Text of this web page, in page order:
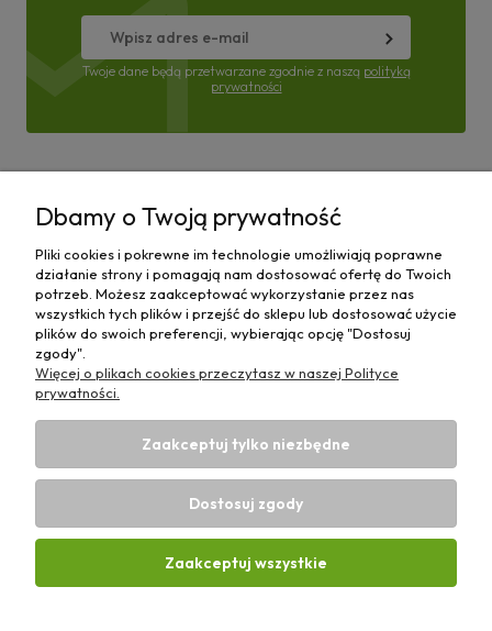
Twoje dane będą przetwarzane zgodnie z naszą polityką
prywatności
Moje konto
Płatności i dostawa
Informacje
O nas
Sklep rolniczy z częściami do maszyn E-ciągnik |
731 424 460| NIP: 5562573838 | REGON:
341257433
Dbamy o Twoją prywatność
Pliki cookies i pokrewne im technologie umożliwiają poprawne
działanie strony i pomagają nam dostosować ofertę do Twoich
potrzeb. Możesz zaakceptować wykorzystanie przez nas
wszystkich tych plików i przejść do sklepu lub dostosować użycie
plików do swoich preferencji, wybierając opcję "Dostosuj
zgody".
Więcej o plikach cookies przeczytasz w naszej Polityce
prywatności.
Zaakceptuj tylko niezbędne
Dostosuj zgody
Zaakceptuj wszystkie